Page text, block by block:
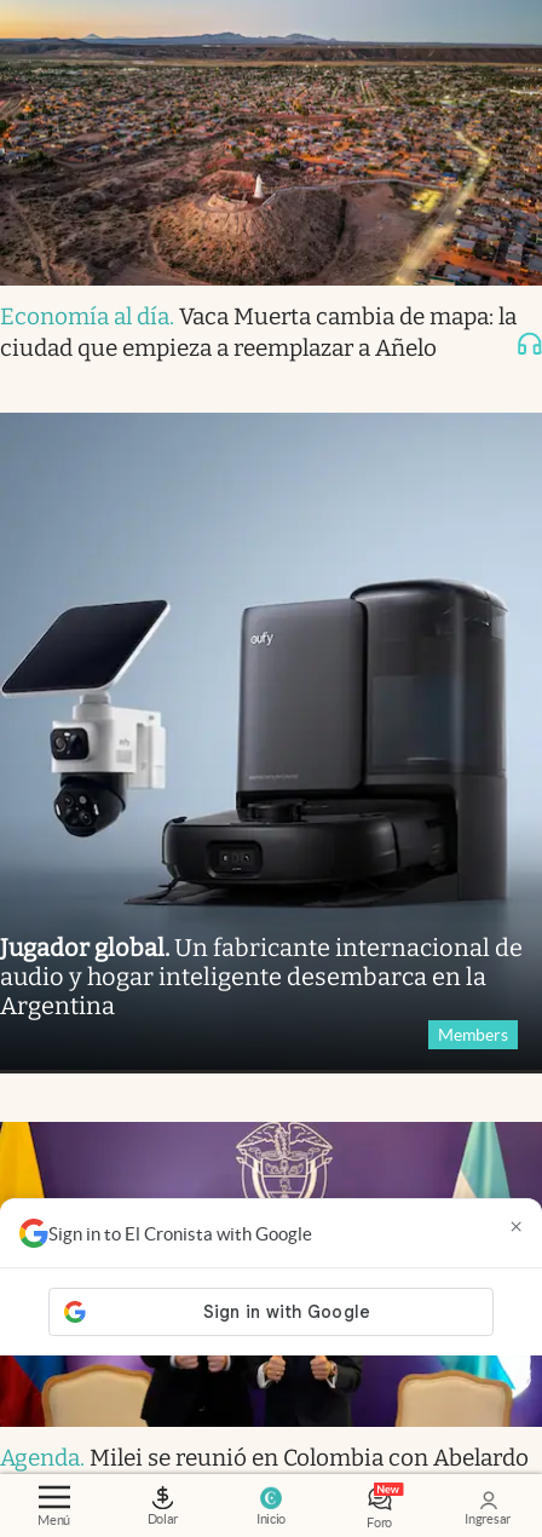
Menú Dolar Inicio Foro Ingresar
Sign in to El Cronista with Google ×
Economía al día. Vaca Muerta cambia de mapa: la
ciudad que empieza a reemplazar a Añelo
Jugador global.Un fabricante internacional de
audio y hogar inteligente desembarca en la
Argentina
Members
Agenda. Milei se reunió en Colombia con Abelardo
de la Espriella antes de su asunción presidencial